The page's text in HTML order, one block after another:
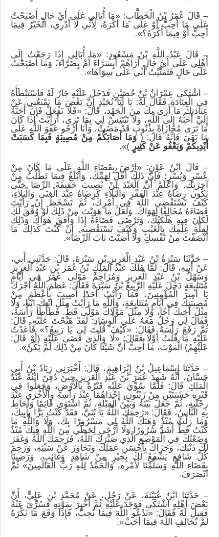
– قَالَ عُمَرُ بْنُ الْخَطَّابِ: «مَا أُبَالِي عَلَى أَيِّ حَالٍ أَصْبَحْتُ
عَلَى مَا أُحِبُّ أَوْ عَلَى مَا أَكْرَهُ، لِأَنِّي لَا أَدْرِي، الْخَيْرُ فِيمَا
أُحِبُّ أَوْ فِيمَا أَكْرَهُ؟».
– قَالَ عَبْدُ اللَّهِ بْنُ مَسْعُودٍ: «مَا أُبَالِي إِذَا رَجَعْتُ إِلَى
أَهْلِي عَلَى أَيِّ حَالٍ أَرَاهُمْ أَبِسَرَّاءَ أَمْ بِضَرَّاء،َ وَمَا أَصْبَحْتُ
عَلَى حَالٍ فَتَمَنَّيْتُ أَنِّي عَلَى سِوَاهَا».
– اشْتَكَى عِمْرَانُ بْنُ حُصَيْنٍ فَدَخَلَ عَلَيْهِ جَارٌ لَهُ فَاسْتَبْطَأَهُ
فِي الْعِيَادَةِ فَقَالَ لَهُ: يَا أَبَا نُجَيْدٍ إِنَّ بَعْضَ مَا يَمْنَعُنِي عَنْ
عِيَادَتِكَ مَا أَرَى بِكَ مِنَ الْجَهْدِ، قَالَ: «فَلَا تَفْعَلْ فَإِنَّ أَحَبَّهُ
إِلَيَّ أَحَبُّهُ إِلَى اللَّهِ، وَلَا تَبْتَئِسْ لِي بِمَا تَرَى، أَرَأَيْتَ إِذَا كَانَ
مَا تَرَى مُجَازَاةً بِذُنُوبٍ قَدْ مَضَتْ، وَأَنَا أَرْجُو عَفْوَ اللَّهِ عَلَى
مَا بَقِيَ فَإِنَّهُ قَالَ: ( وَمَا أَصَابَكُمْ مِنْ مُصِيبَةٍ فَبِمَا كَسَبَتْ
أَيْدِيكُمْ وَيَعْفُو عَنْ كَثِيرٍ )».
– قَالَ ابْنُ عَوْنٍ: «اِرْضَ بِقَضَاءِ اللَّهِ عَلَى مَا كَانَ مِنْ
عُسْرٍ وَيُسْرٍ؛ فَإِنَّ ذَلِكَ أَقَلُّ لِهَمِّكَ، وَأَبْلَغُ فِيمَا تَطْلُبُ مِنْ
آخِرَتِكَ. وَاعْلَمْ أَنَّ الْعَبْدَ لَنْ يُصِيبَ حَقِيقَةَ الرِّضَا حَتَّى
يَكُونَ رِضَاهُ عِنْدَ الْفَقْرِ وَالْبَلَاءِ كَرِضَاهُ عِنْدَ الْغِنَى وَالْبَلَاءِ،
كَيْفَ تَسْتَقْضِي اللَّهَ فِي أَمْرِكَ، ثُمَّ تَسْخَطُ إِنْ رَأَيْتَ
قَضَاءَهُ مُخَالِفًا لِهَوَاكَ. وَلَعَلَّ مَا هَوَيْتَ مِنْ ذَلِكَ لَوْ وُفِّقَ لَكَ
لَكَانَ فِيهِ هَلَكَتُكَ، وَتَرْضَى قَضَاءَهُ إِذَا وَافَقَ هَوَاكَ وَذَلِكَ
لِقِلَّةِ عِلْمِكَ بِالْغَيْبِ وَكَيْفَ تَسْتَقْضِيه.ِ إِنْ كُنْتَ كَذَلِكَ مَا
أَنْصَفْتَ مِنْ نَفْسِكِ وَلَا أَصَبْتَ بَابَ الرِّضَا».
– حَدَّثَنَا سَبْرَةُ بْنُ عَبْدِ الْعَزِيزِ بْنِ سَبْرَةَ، قَالَ: حَدَّثَنِي أَبِي،
عَنْ أَبِيهِ، قَالَ: لَمَّا هَلَكَ عَبْدُ الْمَلِكِ بْنُ عُمَرَ بْنِ عَبْدِ الْعَزِيزِ
وَسَهْلُ بْنُ عَبْدِ الْعَزِيزِ وَمُزَاحِمُ مَوْلَى عُمَرَ فِي أَيَّامٍ
مُتَتَابِعَةٍ دَخَلَ عَلَيْهِ الرَّبِيعُ بْنُ سَبْرَةَ فَقَالَ: عَظَّمَ اللَّهُ أَجْرَكَ
يَا أَمِيرَ الْمُؤْمِنِينَ، فَمَا رَأَيْتُ أَحَدًا أُصِيبَ بِأَعْظَمَ مِنْ
مُصِيبَتِكَ فِي أَيَّامٍ مُتَتَابِعَةٍ، وَاللَّهِ مَا رَأَيْتُ مِثْلَ ابْنِكَ ابْنًا، وَلَا
مِثْلَ أَخِيكَ أَخًا، وَلَا مِثْلَ مَوْلَاكَ مَوْلًى قَطُّ. فَطَأْطَأَ رَأْسَهُ،
فَقَالَ لِي رَجُلٌ مَعَهُ عَلَى الْوِسَادِ: لَقَدْ هَيَّجْتَ عَلَيْهِ. قَالَ:
ثُمَّ رَفَعَ رَأْسَهُ فَقَالَ: «كَيْفَ قُلْتَ لِى يَا رَبِيعُ؟» فَأَعَدْتُ
عَلَيْهِ مَا قُلْتُ أَوَّلًا فَقَالَ: «لَا وَالَّذِي قَضَى عَلَيْهِ (أَوْ قَالَ:
عَلَيْهِمُ) الْمَوْتَ، مَا أُحِبُّ أَنَّ شَيْئًا كَانَ مِنْ ذَلِكَ لَمْ يَكُنْ».
– حَدَّثَنَا إِسْمَاعِيلُ بْنُ إِبْرَاهِيمَ، قَالَ: أَخْبَرَنِي زِيَادُ بْنُ أَبِي
حَسَّانَ، أَنَّهُ شَهِدَ عُمَرَ بْنَ عَبْدِ الْعَزِيزِ حِينَ دُفِنَ ابْنُهُ عَبْدُ
الْمَلِكِ قَالَ: فَلَمَّا سُوِّيَ عَلَيْهِ قَبْرُهُ بِالْأَرْضِ، وَجَعَلُوا فِي
قَبْرِهِ خَشَبَتَيْنِ مِنْ زَيْتُون،ٍ إِحْدَاهُمَا عِنْدَ رَأْسِهِ وَالْأُخْرَى عِنْدَ
رِجْليِهِ، ثُمَّ جَعَلَ بَيْنَهُ وَبَيْنَ الْقِبْلَةِ، ثُمَّ اسْتَوَى قَائِمًا وَأَحَاطَ
بِهِ النَّاسُ، فَقَالَ: «رَحِمَكَ اللَّهُ يَا بُنَيَّ، فقَدْ كُنْتُ بَرًّا بِأَبِيكَ،
وَمَا زِلْتُ مُنْذُ وَهَبَكَ اللَّهُ لِي مَسْرُورًا بِكَ، وَلَا وَاللَّهِ مَا
كُنْتُ قَطُّ أَشَدَّ سُرُورًا وَلَا أَرْجَى لِحَظِّي مِنَ اللَّهِ فِيكَ مُنْذُ
وَضَعْتُكَ فِي الْمَوْضِعِ الَّذِي صَيَّرَكَ اللَّهُ، فَرَحِمَكَ اللَّهُ وَغَفَرَ
لَكَ ذَنْبَك،َ وَجَزَاكَ بِأَحْسَنِ عَمَلِكَ وَتَجَاوَزَ عَنْ سَيِّئِهِ، وَرَحِمَ
كُلَّ شَافِعٍ يَشْفَعُ لَكَ بِخَيْرٍ مِنْ شَاهِدٍ وَغَائِبٍ، وَرَضِينَا
بِقَضَاءِ اللَّهِ وَسَلَّمْنَا لَأَمْرِه،ِ وَالْحَمْدُ لِلَّهِ رَبِّ الْعَالَمِينَ» ثُمَّ
انْصَرَفَ.
– حَدَّثَنَا ابْنُ عُيَيْنَةَ، عَنْ رَجُلٍ، عَنْ مُحَمَّدِ بْنِ عَلِيٍّ، أَنَّ
بَعْضَ أَهْلِهِ اشْتَكَى فَوَجَدَ عَلَيْهِ ثُمَّ أُخْبِرَ بِمَوْتِهِ فَسُرِّيَ عَنْهُ
فَقِيلَ لَهُ فَقَالَ: «نَدْعُو اللَّهَ فِيمَا نُحِبُّ، فَإِذَا وَقَعَ مَا نَكْرَهُ
لَمْ نُخَالِفِ اللَّهَ فِيمَا أَحَبَّ».